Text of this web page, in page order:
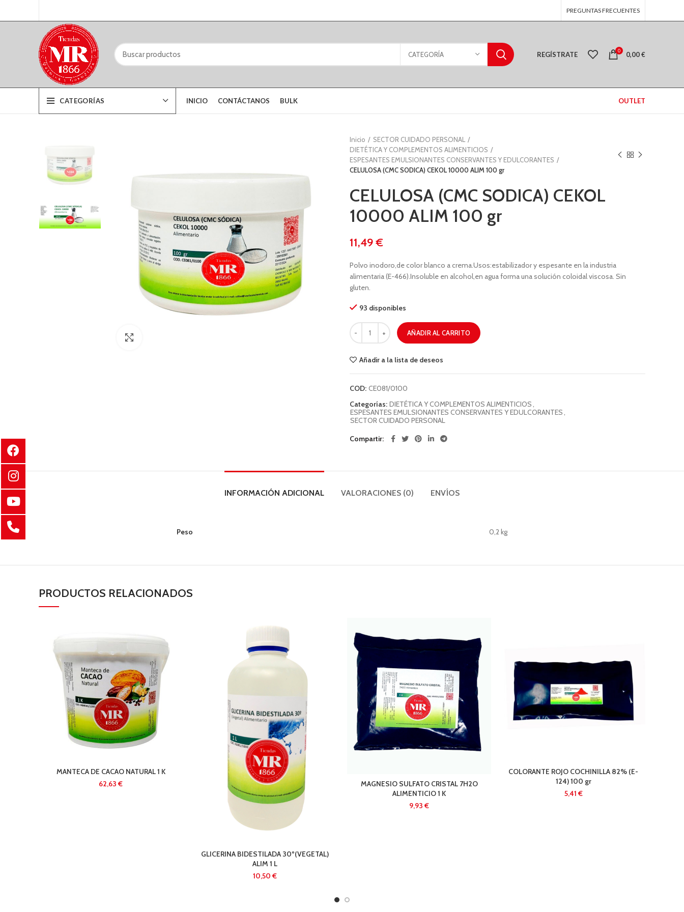
PREGUNTAS FRECUENTES
CATEGORÍA REGÍSTRATE 0 0,00€
CATEGORÍAS INICIO CONTÁCTANOS BULK OUTLET
Inicio
SECTOR CUIDADO PERSONAL
DIETÉTICA Y COMPLEMENTOS ALIMENTICIOS
ESPESANTES EMULSIONANTES CONSERVANTES Y EDULCORANTES
CELULOSA (CMC SODICA) CEKOL 10000 ALIM 100 gr
CELULOSA (CMC SODICA) CEKOL
10000 ALIM 100 gr
€
Polvo inodoro,de color blanco a crema.Usos:estabilizador y espesante en la industria
alimentaria (E-466).Insoluble en alcohol,en agua forma una solución coloidal viscosa. Sin
gluten.
93 disponibles
AÑADIR AL CARRITO
Añadir a la lista de deseos
COD: CE081/0100
Categorías: DIETÉTICA Y COMPLEMENTOS ALIMENTICIOS,
ESPESANTES EMULSIONANTES CONSERVANTES Y EDULCORANTES,
SECTOR CUIDADO PERSONAL
Compartir
INFORMACIÓN ADICIONAL VALORACIONES (0) ENVÍOS
Peso 0,2 kg
PRODUCTOS RELACIONADOS
MANTECA DE CACAO NATURAL 1 K
€
GLICERINA BIDESTILADA 30º(VEGETAL)
ALIM 1 L
€
MAGNESIO SULFATO CRISTAL 7H2O
ALIMENTICIO 1 K
€
COLORANTE ROJO COCHINILLA 82% (E-
124) 100 gr
€